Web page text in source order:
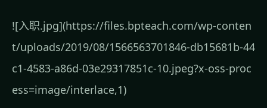
![入职.jpg](https://files.bpteach.com/wp-conten
t/uploads/2019/08/1566563701846-db15681b-44
c1-4583-a86d-03e29317851c-10.jpeg?x-oss-proc
ess=image/interlace,1)